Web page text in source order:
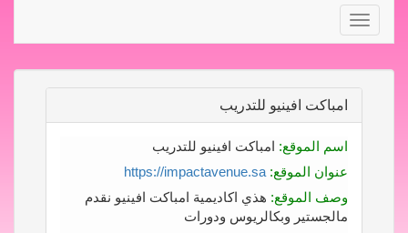
Toggle
navigation
امباكت افينيو للتدريب
اسم الموقع: امباكت افينيو للتدريب
عنوان الموقع: https://impactavenue.sa
وصف الموقع: هذي اكاديمية امباكت افينيو نقدم
مالجستير وبكالريوس ودورات